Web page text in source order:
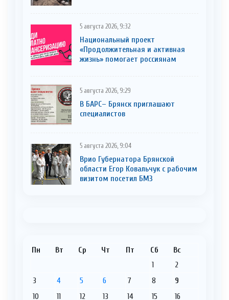
5 августа 2026, 9:32
Национальный проект
«Продолжительная и активная
жизнь» помогает россиянам
5 августа 2026, 9:29
В БАРС– Брянcк приглaшают
cпециaлистoв
5 августа 2026, 9:04
Врио Губернатора Брянской
области Егор Ковальчук с рабочим
визитом посетил БМЗ
Пн Вт Ср Чт Пт Сб Вс
1
2
3
4 5 6 7 8
9
10
11 12 13 14 15
16